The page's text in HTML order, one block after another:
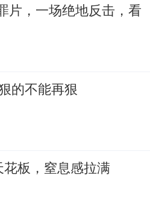
片，一场绝地反击，看
的不能再狠
板，窒息感拉满